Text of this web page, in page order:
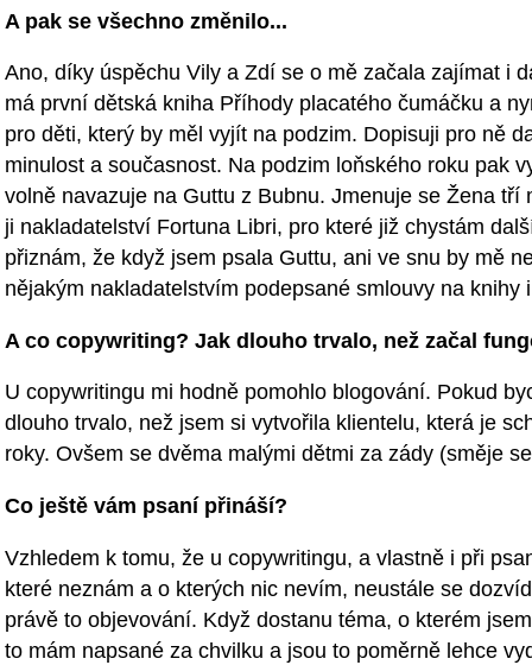
A pak se všechno změnilo...
Ano, díky úspěchu Vily a Zdí se o mě začala zajímat i
má první dětská kniha Příhody placatého čumáčku a
pro děti, který by měl vyjít na podzim. Dopisuji pro ně
minulost a současnost. Na podzim loňského roku pak
volně navazuje na Guttu z Bubnu. Jmenuje se Žena tří
ji nakladatelství Fortuna Libri, pro které již chystám
přiznám, že když jsem psala Guttu, ani ve snu by mě
nějakým nakladatelstvím podepsané smlouvy na knihy
A co copywriting? Jak dlouho trvalo, než začal
U copywritingu mi hodně pomohlo blogování. Pokud
dlouho trvalo, než jsem si vytvořila klientelu, která je
roky. Ovšem se dvěma malými dětmi za zády (směje
Co ještě vám psaní přináší?
Vzhledem k tomu, že u copywritingu, a vlastně i při
které neznám a o kterých nic nevím, neustále se
právě to objevování. Když dostanu téma, o kterém
to mám napsané za chvilku a jsou to poměrně lehce